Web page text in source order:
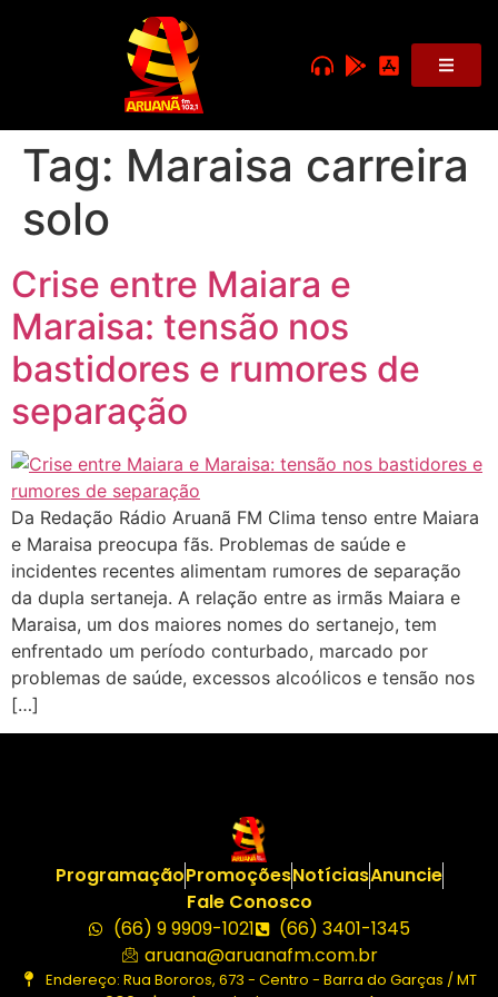
Tag: Maraisa carreira
solo
Crise entre Maiara e
Maraisa: tensão nos
bastidores e rumores de
separação
Da Redação Rádio Aruanã FM Clima tenso entre Maiara
e Maraisa preocupa fãs. Problemas de saúde e
incidentes recentes alimentam rumores de separação
da dupla sertaneja. A relação entre as irmãs Maiara e
Maraisa, um dos maiores nomes do sertanejo, tem
enfrentado um período conturbado, marcado por
problemas de saúde, excessos alcoólicos e tensão nos
[…]
ProgramaçãoPromoçõesNotíciasAnuncie
Fale Conosco
(66) 9 9909-1021
(66) 3401-1345
aruana@aruanafm.com.br
Endereço: Rua Bororos, 673 - Centro - Barra do Garças / MT